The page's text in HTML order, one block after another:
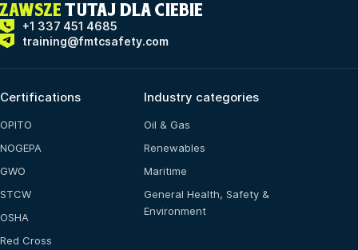
ZAWSZE TUTAJ DLA CIEBIE
+1 337 451 4685
training@fmtcsafety.com
Certifications
OPITO
NOGEPA
GWO
STCW
OSHA
Red Cross
Industry categories
Oil & Gas
Renewables
Maritime
General Health, Safety &
Environment